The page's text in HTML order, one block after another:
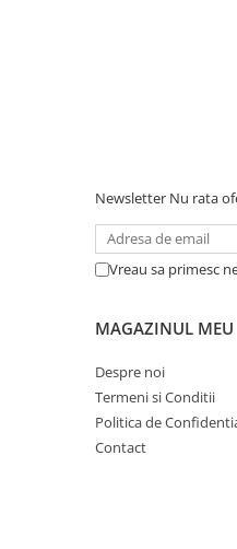
Solutii geamuri
Solutii universale
Aparate pentru stropit gradina
Aspersoare
Furtunuri gradinarit
Ghivece si suporturi
Newsletter Nu rata
Vreau sa primesc
MAGAZINUL MEU
Despre noi
Termeni si Conditii
Politica de
Contact